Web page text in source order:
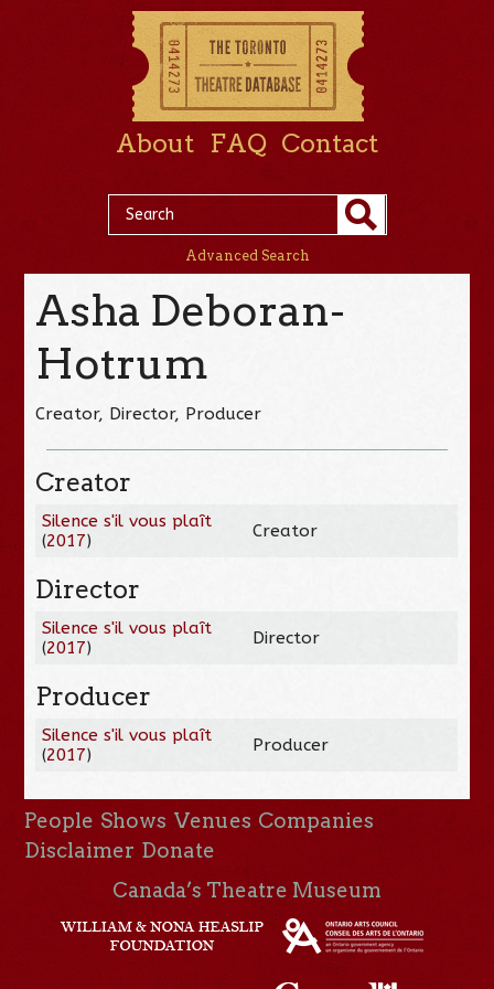
About FAQ Contact
Advanced Search
Asha Deboran-
Hotrum
Creator, Director, Producer
Creator
Silence s'il vous plaît
(2017) Creator
Director
Silence s'il vous plaît
(2017) Director
Producer
Silence s'il vous plaît
(2017) Producer
People Shows Venues Companies
Disclaimer Donate
Canada’s Theatre Museum